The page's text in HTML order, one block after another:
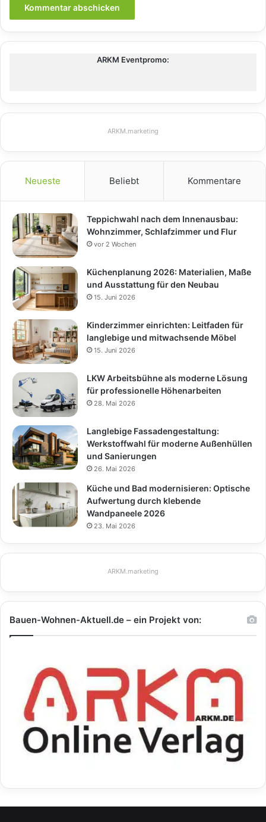
ARKM Eventpromo:
ARKM.marketing
Neueste Beliebt Kommentare
Teppichwahl nach dem Innenausbau:
Wohnzimmer, Schlafzimmer und Flur
vor 2 Wochen
Küchenplanung 2026: Materialien, Maße
und Ausstattung für den Neubau
15. Juni 2026
Kinderzimmer einrichten: Leitfaden für
langlebige und mitwachsende Möbel
15. Juni 2026
LKW Arbeitsbühne als moderne Lösung
für professionelle Höhenarbeiten
28. Mai 2026
Langlebige Fassadengestaltung:
Werkstoffwahl für moderne Außenhüllen
und Sanierungen
26. Mai 2026
Küche und Bad modernisieren: Optische
Aufwertung durch klebende
Wandpaneele 2026
23. Mai 2026
ARKM.marketing
Bauen-Wohnen-Aktuell.de – ein Projekt von: